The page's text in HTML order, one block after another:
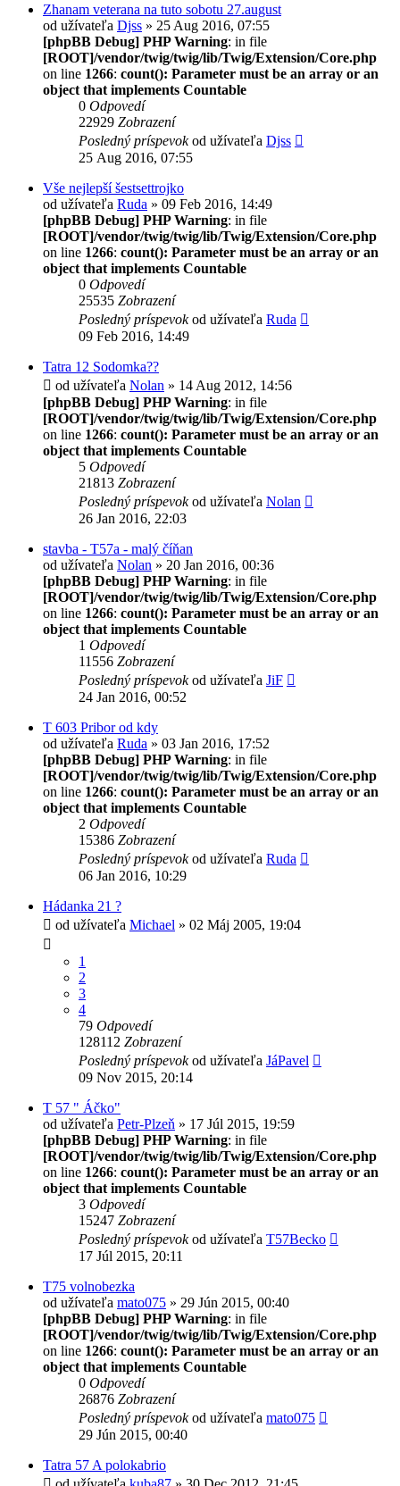
Zhanam veterana na tuto sobotu 27.august
od užívateľa Djss » 25 Aug 2016, 07:55
[phpBB Debug] PHP Warning: in file
[ROOT]/vendor/twig/twig/lib/Twig/Extension/Core.php
on line 1266: count(): Parameter must be an array or an
object that implements Countable
0 Odpovedí
22929 Zobrazení
Posledný príspevokod užívateľa Djss
25 Aug 2016, 07:55
Vše nejlepší šestsettrojko
od užívateľa Ruda » 09 Feb 2016, 14:49
[phpBB Debug] PHP Warning: in file
[ROOT]/vendor/twig/twig/lib/Twig/Extension/Core.php
on line 1266: count(): Parameter must be an array or an
object that implements Countable
0 Odpovedí
25535 Zobrazení
Posledný príspevokod užívateľa Ruda
09 Feb 2016, 14:49
Tatra 12 Sodomka??
od užívateľa Nolan » 14 Aug 2012, 14:56
[phpBB Debug] PHP Warning: in file
[ROOT]/vendor/twig/twig/lib/Twig/Extension/Core.php
on line 1266: count(): Parameter must be an array or an
object that implements Countable
5 Odpovedí
21813 Zobrazení
Posledný príspevokod užívateľa Nolan
26 Jan 2016, 22:03
stavba - T57a - malý číňan
od užívateľa Nolan » 20 Jan 2016, 00:36
[phpBB Debug] PHP Warning: in file
[ROOT]/vendor/twig/twig/lib/Twig/Extension/Core.php
on line 1266: count(): Parameter must be an array or an
object that implements Countable
1 Odpovedí
11556 Zobrazení
Posledný príspevokod užívateľa JiF
24 Jan 2016, 00:52
T 603 Pribor od kdy
od užívateľa Ruda » 03 Jan 2016, 17:52
[phpBB Debug] PHP Warning: in file
[ROOT]/vendor/twig/twig/lib/Twig/Extension/Core.php
on line 1266: count(): Parameter must be an array or an
object that implements Countable
2 Odpovedí
15386 Zobrazení
Posledný príspevokod užívateľa Ruda
06 Jan 2016, 10:29
Hádanka 21 ?
od užívateľa Michael » 02 Máj 2005, 19:04
1
2
3
4
79 Odpovedí
128112 Zobrazení
Posledný príspevokod užívateľa JáPavel
09 Nov 2015, 20:14
T 57 " Áčko"
od užívateľa Petr-Plzeň » 17 Júl 2015, 19:59
[phpBB Debug] PHP Warning: in file
[ROOT]/vendor/twig/twig/lib/Twig/Extension/Core.php
on line 1266: count(): Parameter must be an array or an
object that implements Countable
3 Odpovedí
15247 Zobrazení
Posledný príspevokod užívateľa T57Becko
17 Júl 2015, 20:11
T75 volnobezka
od užívateľa mato075 » 29 Jún 2015, 00:40
[phpBB Debug] PHP Warning: in file
[ROOT]/vendor/twig/twig/lib/Twig/Extension/Core.php
on line 1266: count(): Parameter must be an array or an
object that implements Countable
0 Odpovedí
26876 Zobrazení
Posledný príspevokod užívateľa mato075
29 Jún 2015, 00:40
Tatra 57 A polokabrio